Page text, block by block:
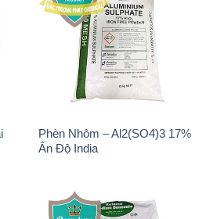
Phèn Nhôm – Al2(SO4)3 17%
Ấn Độ India